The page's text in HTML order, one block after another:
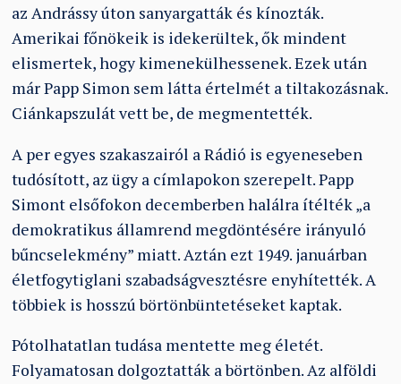
az Andrássy úton sanyargatták és kínozták.
Amerikai főnökeik is idekerültek, ők mindent
elismertek, hogy kimenekülhessenek. Ezek után
már Papp Simon sem látta értelmét a tiltakozásnak.
Ciánkapszulát vett be, de megmentették.
A per egyes szakaszairól a Rádió is egyeneseben
tudósított, az ügy a címlapokon szerepelt. Papp
Simont elsőfokon decemberben halálra ítélték „a
demokratikus államrend megdöntésére irányuló
bűncselekmény” miatt. Aztán ezt 1949. januárban
életfogytiglani szabadságvesztésre enyhítették. A
többiek is hosszú börtönbüntetéseket kaptak.
Pótolhatatlan tudása mentette meg életét.
Folyamatosan dolgoztatták a börtönben. Az alföldi